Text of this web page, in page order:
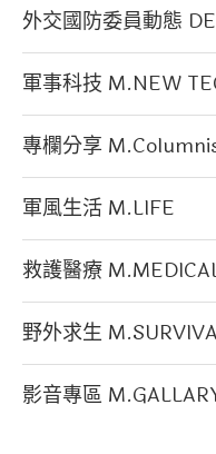
外交國防委員動態
軍事科技 M.NEW
專欄分享
軍風生活 M.LIFE
救護醫療
野外求生
影音專區